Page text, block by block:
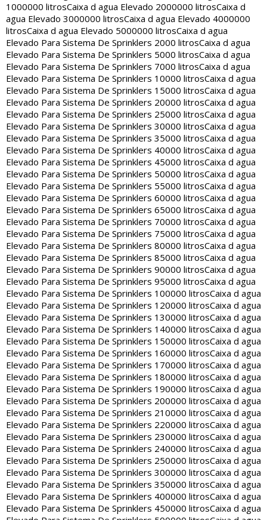
1000000 litrosCaixa d agua Elevado 2000000 litrosCaixa d
agua Elevado 3000000 litrosCaixa d agua Elevado 4000000
litrosCaixa d agua Elevado 5000000 litrosCaixa d agua
Elevado Para Sistema De Sprinklers 2000 litrosCaixa d agua
Elevado Para Sistema De Sprinklers 5000 litrosCaixa d agua
Elevado Para Sistema De Sprinklers 7000 litrosCaixa d agua
Elevado Para Sistema De Sprinklers 10000 litrosCaixa d agua
Elevado Para Sistema De Sprinklers 15000 litrosCaixa d agua
Elevado Para Sistema De Sprinklers 20000 litrosCaixa d agua
Elevado Para Sistema De Sprinklers 25000 litrosCaixa d agua
Elevado Para Sistema De Sprinklers 30000 litrosCaixa d agua
Elevado Para Sistema De Sprinklers 35000 litrosCaixa d agua
Elevado Para Sistema De Sprinklers 40000 litrosCaixa d agua
Elevado Para Sistema De Sprinklers 45000 litrosCaixa d agua
Elevado Para Sistema De Sprinklers 50000 litrosCaixa d agua
Elevado Para Sistema De Sprinklers 55000 litrosCaixa d agua
Elevado Para Sistema De Sprinklers 60000 litrosCaixa d agua
Elevado Para Sistema De Sprinklers 65000 litrosCaixa d agua
Elevado Para Sistema De Sprinklers 70000 litrosCaixa d agua
Elevado Para Sistema De Sprinklers 75000 litrosCaixa d agua
Elevado Para Sistema De Sprinklers 80000 litrosCaixa d agua
Elevado Para Sistema De Sprinklers 85000 litrosCaixa d agua
Elevado Para Sistema De Sprinklers 90000 litrosCaixa d agua
Elevado Para Sistema De Sprinklers 95000 litrosCaixa d agua
Elevado Para Sistema De Sprinklers 100000 litrosCaixa d agua
Elevado Para Sistema De Sprinklers 120000 litrosCaixa d agua
Elevado Para Sistema De Sprinklers 130000 litrosCaixa d agua
Elevado Para Sistema De Sprinklers 140000 litrosCaixa d agua
Elevado Para Sistema De Sprinklers 150000 litrosCaixa d agua
Elevado Para Sistema De Sprinklers 160000 litrosCaixa d agua
Elevado Para Sistema De Sprinklers 170000 litrosCaixa d agua
Elevado Para Sistema De Sprinklers 180000 litrosCaixa d agua
Elevado Para Sistema De Sprinklers 190000 litrosCaixa d agua
Elevado Para Sistema De Sprinklers 200000 litrosCaixa d agua
Elevado Para Sistema De Sprinklers 210000 litrosCaixa d agua
Elevado Para Sistema De Sprinklers 220000 litrosCaixa d agua
Elevado Para Sistema De Sprinklers 230000 litrosCaixa d agua
Elevado Para Sistema De Sprinklers 240000 litrosCaixa d agua
Elevado Para Sistema De Sprinklers 250000 litrosCaixa d agua
Elevado Para Sistema De Sprinklers 300000 litrosCaixa d agua
Elevado Para Sistema De Sprinklers 350000 litrosCaixa d agua
Elevado Para Sistema De Sprinklers 400000 litrosCaixa d agua
Elevado Para Sistema De Sprinklers 450000 litrosCaixa d agua